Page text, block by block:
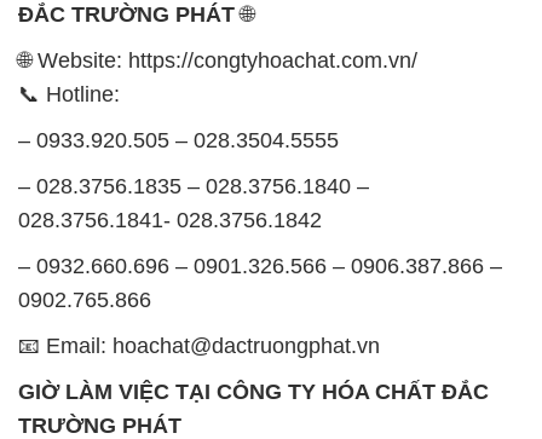
ĐẮC TRƯỜNG PHÁT🌐
🌐 Website: https://congtyhoachat.com.vn/
📞 Hotline:
– 0933.920.505 – 028.3504.5555
– 028.3756.1835 – 028.3756.1840 –
028.3756.1841- 028.3756.1842
– 0932.660.696 – 0901.326.566 – 0906.387.866 –
0902.765.866
📧 Email: hoachat@dactruongphat.vn
GIỜ LÀM VIỆC TẠI CÔNG TY HÓA CHẤT ĐẮC
TRƯỜNG PHÁT